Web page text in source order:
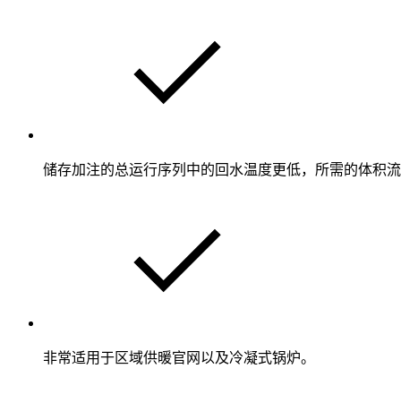
储存加注的总运行序列中的回水温度更低，所需的体积
非常适用于区域供暖官网以及冷凝式锅炉。